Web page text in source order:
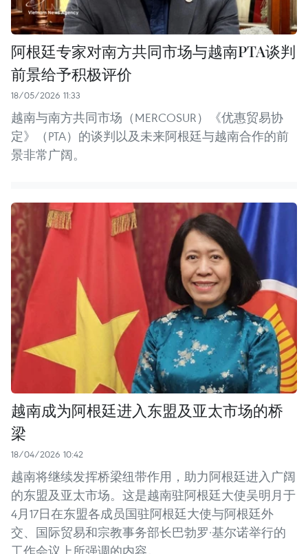
阿根廷专家对南方共同市场与越南PTA谈判
前景给予积极评价
18/05/2026 11:33
越南与南方共同市场（MERCOSUR）《优惠贸易协
定》（PTA）的谈判以及未来阿根廷与越南合作的前
景非常广阔。
越南成为阿根廷进入东盟及亚太市场的桥
梁
18/04/2026 10:42
越南将继续发挥桥梁纽带作用，助力阿根廷进入广阔
的东盟及亚太市场。这是越南驻阿根廷大使吴明月于
4月17日在东盟各成员国驻阿根廷大使与阿根廷外
交、国际贸易和宗教事务部长巴勃罗·基尔诺举行的